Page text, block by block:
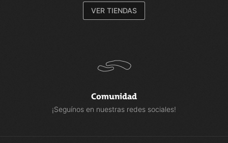
VER TIENDAS
Comunidad
¡Seguínos en nuestras redes sociales!